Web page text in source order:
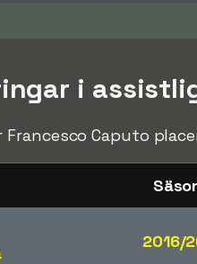
i
Francesco Caputo
2016/